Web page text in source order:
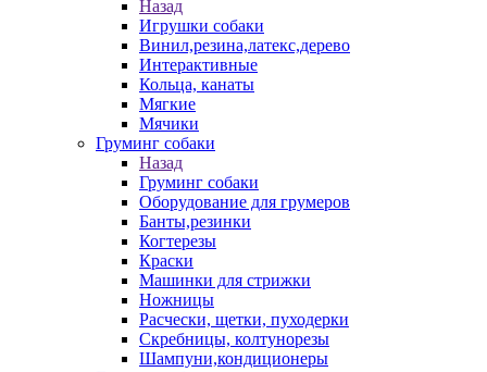
Назад
Игрушки собаки
Винил,резина,латекс,дерево
Интерактивные
Кольца, канаты
Мягкие
Мячики
Груминг собаки
Назад
Груминг собаки
Оборудование для грумеров
Банты,резинки
Когтерезы
Краски
Машинки для стрижки
Ножницы
Расчески, щетки, пуходерки
Скребницы, колтунорезы
Шампуни,кондиционеры